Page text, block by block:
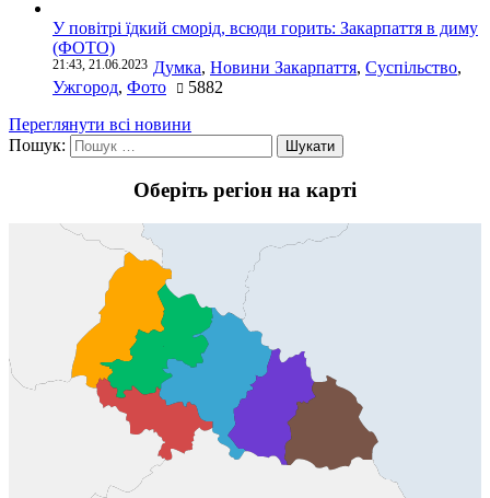
У повітрі їдкий сморід, всюди горить: Закарпаття в диму
(ФОТО)
21:43, 21.06.2023 Думка, Новини Закарпаття, Суспільство,
Ужгород, Фото
5882
Переглянути всі новини
Пошук:
Оберіть регіон на карті